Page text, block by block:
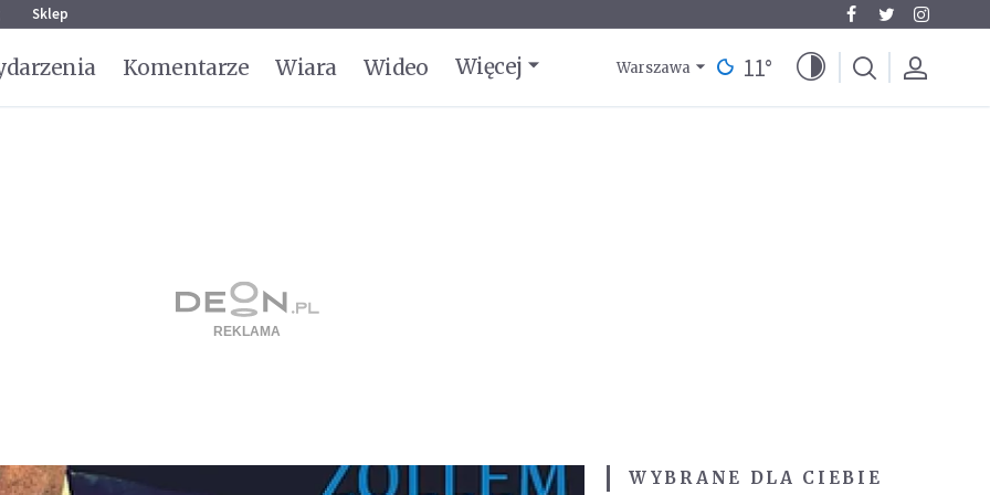
Sklep
Komentarze Wiara Wideo Więcej Warszawa 11°
WYBRANE DLA CIEBIE